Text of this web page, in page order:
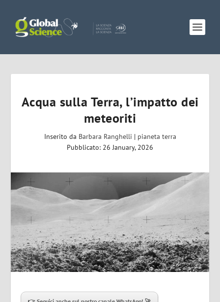
Acqua sulla Terra, l’impatto dei
meteoriti
Inserito da Barbara Ranghelli | pianeta terra
Pubblicato: 26 January, 2026